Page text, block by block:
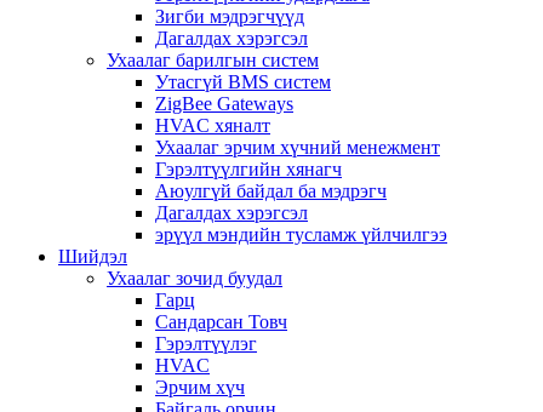
Зигби мэдрэгчүүд
Дагалдах хэрэгсэл
Ухаалаг барилгын систем
Утасгүй BMS систем
ZigBee Gateways
HVAC хяналт
Ухаалаг эрчим хүчний менежмент
Гэрэлтүүлгийн хянагч
Аюулгүй байдал ба мэдрэгч
Дагалдах хэрэгсэл
эрүүл мэндийн тусламж үйлчилгээ
Шийдэл
Ухаалаг зочид буудал
Гарц
Сандарсан Товч
Гэрэлтүүлэг
HVAC
Эрчим хүч